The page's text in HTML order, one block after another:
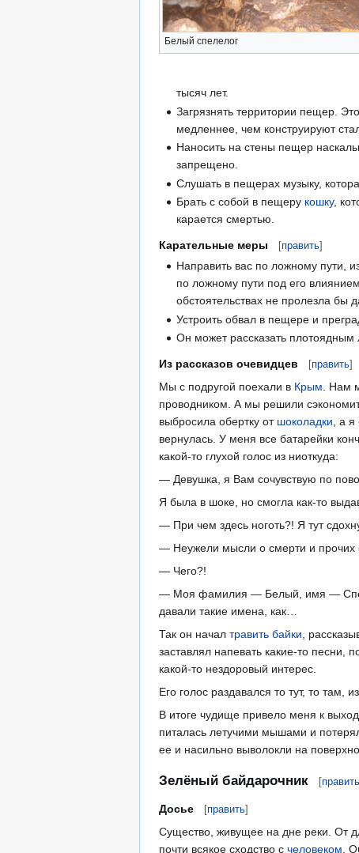
Белый спелелог
тысяч лет.
Загрязнять территории пещер.
медленнее, чем конструируют
Наносить на стены пещер
запрещено.
Слушать в пещерах музыку,
Брать с собой в пещеру кошку,
карается смертью.
Карательные меры [править]
Направить вас по ложному пути,
по ложному пути под его
обстоятельствах не пролезла бы
Устроить обвал в пещере и
Он может рассказать плотоядным
Из рассказов очевидцев [править]
Мы с подругой поехали в Крым. Нам
проводником. А мы решили
выбросила обертку от шоколадки, а я
вернулась. У меня все батарейки
какой-то глухой голос из ниоткуда:
— Девушка, я Вам сочувствую по
Я была в шоке, но смогла как-то
— При чем здесь ноготь?! Я тут
— Неужели мысли о смерти и прочих
— Чего?!
— Моя фамилия — Белый, имя —
давали такие имена, как…
Так он начал травить байки,
заставлял напевать какие-то
какой-то нездоровый интерес.
Его голос раздавался то тут, то
В итоге чудище привело меня к
питалась летучими мышами и
ее и насильно выволокли на
Зелёный байдарочник [править
Досье [править]
Существо, живущее на дне реки. От
почти всякое сходство с человеком .